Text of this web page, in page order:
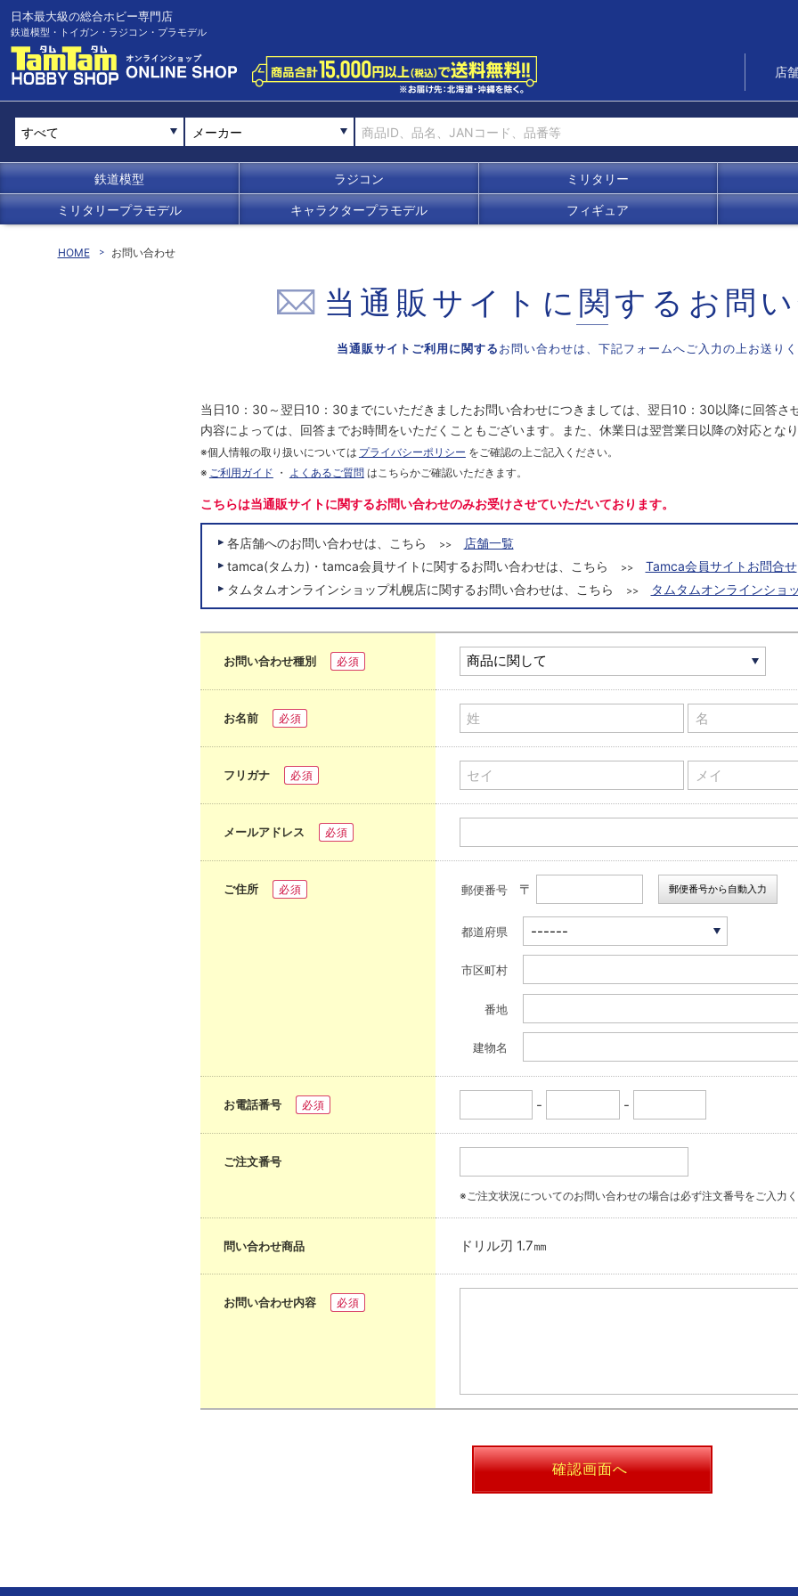
日本最大級の総合ホビー専門店
鉄道模型・トイガン・ラジコン・プラモデル
店
メーカー
鉄道模型 ラジコン ミリタリー
ミリタリープラモデル キャラクタープラモデル フィギュア
HOME お問い合わせ
当通販サイトに関する お問
当通販サイトご利用に関するお問い合わせは、 下記フォームへご入力の上お送り
当日10：30～翌日10：30までにいただきましたお問い合わせにつきましては、翌日10：30以降に回答さ
内容によっては、回答までお時間をいただくこともございます。また、休業日は翌営業日以降の対応とな
※個人情報の取り扱いについては プライバシーポリシー をご確認の上ご記入ください。
※ ご利用ガイド ・ よくあるご質問 はこちらかご確認いただきます。
こちらは当通販サイトに関するお問い合わせのみお受けさせていただいております。
各店舗へのお問い合わせは、こちら >>
店舗一覧
tamca(タムカ)・tamca会員サイトに関するお問い合わせは、こちら
>>
Tamca会員サイトお問合せ
タムタムオンラインショップ札幌店に関するお問い合わせは、こちら
>> タムタムオンラインショ
お問い合わせ種別 必須
お名前 必須
フリガナ 必須
メールアドレス 必須
ご住所 必須 郵便番号 〒 郵便番号から自動入力
都道府県
市区町村
番地
建物名
お電話番号 必須 - -
ご注文番号
※ご注文状況についてのお問い合わせの場合は必ず注文番号をご入力
問い合わせ商品 ドリル刃 1.7㎜
お問い合わせ内容 必須
確認画面へ